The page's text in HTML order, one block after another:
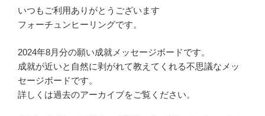
いつもご利用ありがとうございます
フォーチュンヒーリングです。
2024年8月分の願い成就メッセージボードです。
成就が近いと自然に剥がれて教えてくれる不思議なメッ
セージボードです。
詳しくは過去のアーカイブをご覧ください。